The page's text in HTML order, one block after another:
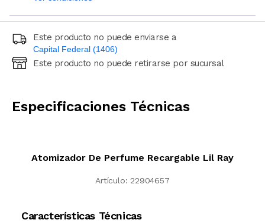
Este producto no puede enviarse a
Capital Federal (1406)
Ingresá código postal (sólo números)
Este producto no puede retirarse por sucursal
Especificaciones Técnicas
Atomizador De Perfume Recargable Lil Ray
Artículo: 22904657
Características Técnicas